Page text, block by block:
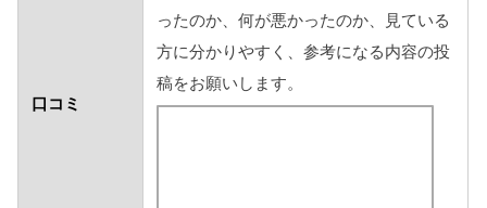
口コミ
ったのか、何が悪かったのか、見ている
方に分かりやすく、参考になる内容の投
稿をお願いします。